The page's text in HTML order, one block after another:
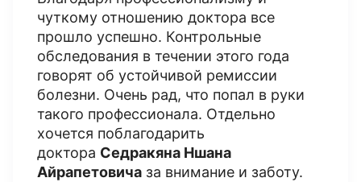
чуткому отношению доктора все
прошло успешно. Контрольные
обследования в течении этого года
говорят об устойчивой ремиссии
болезни. Очень рад, что попал в руки
такого профессионала. Отдельно
хочется поблагодарить
доктора Седракяна Ншана
Айрапетовича за внимание и заботу.